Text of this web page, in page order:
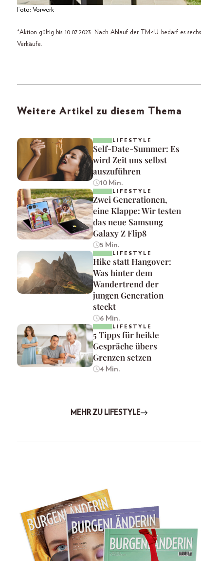
Foto: Vorwerk
*Aktion gültig bis 10.07.2023. Nach Ablauf der TM4U bedarf es sechs
Verkäufe.
Weitere Artikel zu diesem Thema
LIFESTYLE
Self-Date-Summer: Es
wird Zeit uns selbst
auszuführen
10 Min.
LIFESTYLE
Zwei Generationen,
eine Klappe: Wir testen
das neue Samsung
Galaxy Z Flip8
5 Min.
LIFESTYLE
Hike statt Hangover:
Was hinter dem
Wandertrend der
jungen Generation
steckt
6 Min.
LIFESTYLE
5 Tipps für heikle
Gespräche übers
Grenzen setzen
4 Min.
MEHR ZU LIFESTYLE